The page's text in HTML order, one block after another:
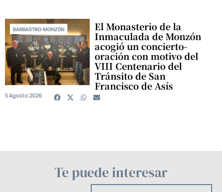
BARBASTRO-MONZÓN El Monasterio de la
Inmaculada de Monzón
acogió un concierto-
oración con motivo del
VIII Centenario del
Tránsito de San
Francisco de Asís
5 Agosto 2026
Te puede interesar